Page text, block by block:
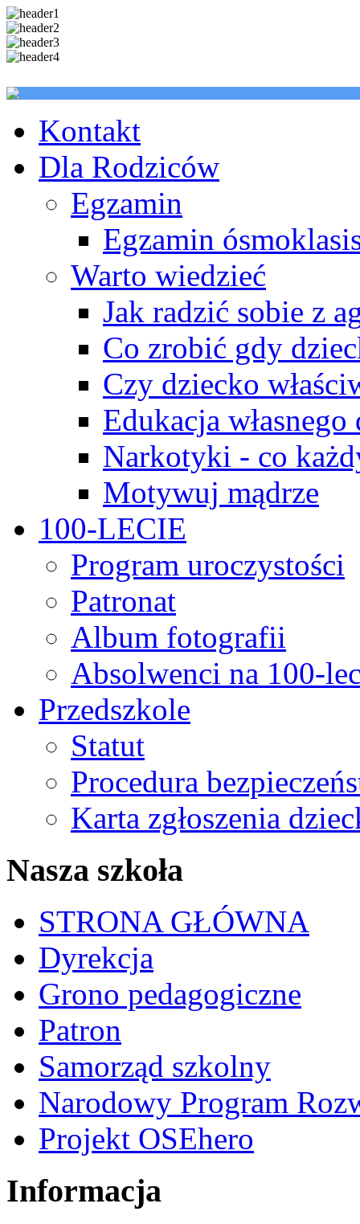
Kontakt
Dla Rodziców
Egzamin
Egzamin
Warto wiedzieć
Jak radzić sobie z
Co zrobić gdy
Czy dziecko
Edukacja własnego
Narkotyki - co
Motywuj mądrze
100-LECIE
Program uroczystości
Patronat
Album fotografii
Absolwenci na 100-
Przedszkole
Statut
Procedura
Karta zgłoszenia
Nasza szkoła
STRONA GŁÓWNA
Dyrekcja
Grono pedagogiczne
Patron
Samorząd szkolny
Narodowy Program
Projekt OSEhero
Informacja